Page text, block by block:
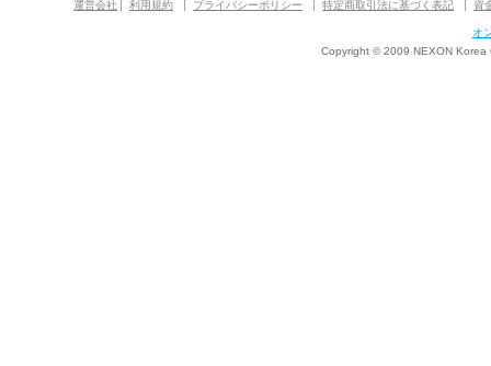
運営会社 利用規約 プライバシーポリシー 特定商取引法に基づく表記 資
オ
Copyright © 2009 NEXON Korea